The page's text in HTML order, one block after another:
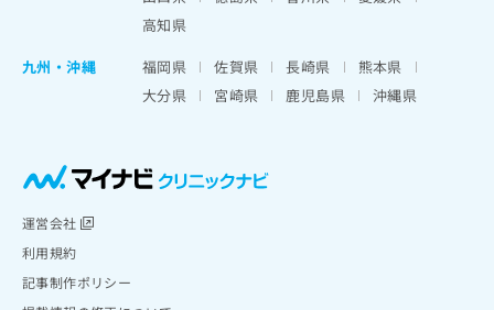
高知県
九州・沖縄
福岡県 佐賀県 長崎県
熊本県
大分県
宮崎県 鹿児島県 沖縄県
運営会社
利用規約
記事制作ポリシー